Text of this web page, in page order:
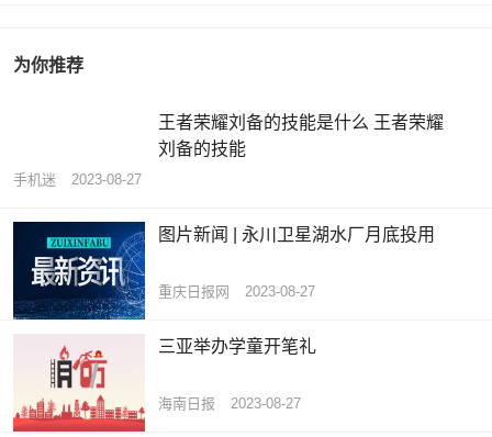
为你推荐
王者荣耀刘备的技能是什么 王者荣耀
刘备的技能
手机迷 2023-08-27
图片新闻 | 永川卫星湖水厂月底投用
重庆日报网 2023-08-27
三亚举办学童开笔礼
海南日报 2023-08-27